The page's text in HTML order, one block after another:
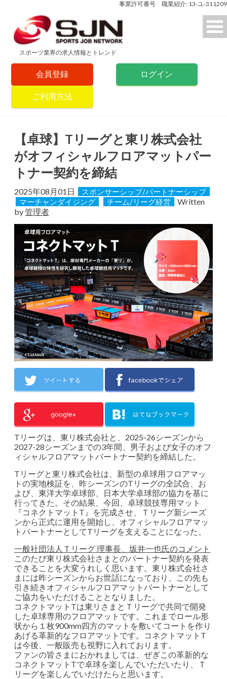
事業許可番号 職業紹介: 13-ユ-311209
スポーツ業界の求人情報とトレンド
会員登録 ログイン
ご利用方法
【卓球】Tリーグと東リ株式会社
がオフィシャルフロアマットパー
トナー契約を締結
2025年08月01日
スポンサーシップ/パートナーシップ
マーチャンダイジング
チーム/リーグ経営
Written
by管理者
Tリーグは、東リ株式会社と、2025-26シーズンから
2027-28シーズンまでの3年間、男子および女子のオフ
ィシャルフロアマットパートナー契約を締結した。
Tリーグと東リ株式会社は、新型の卓球用フロアマッ
トの実地検証を、昨シーズンのTリーグの全試合、お
よび、東洋大学卓球部、日本大学卓球部の協力を基に
行ってきた。その結果、今回、卓球競技専用マット
『コネクトマットT』を完成させ、Ｔリーグ新シーズ
ンから正式に運用を開始し、オフィシャルフロアマッ
トパートナーとしてTリーグを支えることになった。
一般社団法人Ｔリーグ 理事長、坂井一也氏のコメント
このたび東リ株式会社さまとのパートナー契約を発表
できることを大変うれしく思います。東リ株式会社さ
まには昨シーズンからお世話になっており、この先も
引き続きオフィシャルフロアマットパートナーとして
ご協力をいただけることとなりました。
コネクトマットTは東リさまとＴリーグで共同で開発
した卓球専用のフロアマットです。これまでロール形
状から１枚900mm四方のマットを敷いてコートを作り
あげる革新的なフロアマットです。コネクトマットT
は今後、一般販売も視野に入れております。
ファンの皆さまにおかれましては、ぜぎこの革新的な
コネクトマットTで卓球を楽しんでいただいたり、Ｔ
リーグを楽しんでいだけたらと思います。